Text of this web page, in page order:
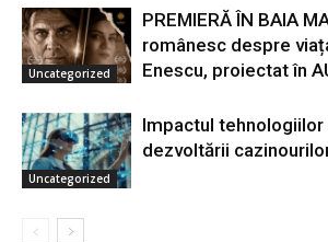
Uncategorized
PREMIERĂ ÎN BAIA
românesc despre
Enescu, proiectat în
Uncategorized
Impactul tehnologiilor
dezvoltării